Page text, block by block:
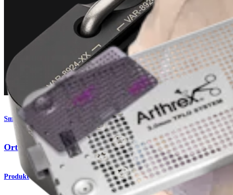
Small Animal
OrthoLine™ -System für mediale Patellaluxation (MPL)
Produkt